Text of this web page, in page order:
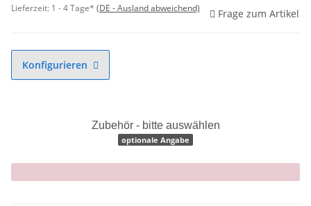
Lieferzeit: 1 - 4 Tage* (DE - Ausland abweichend) Frage zum Artikel
Konfigurieren
Zubehör - bitte auswählen
optionale Angabe
x